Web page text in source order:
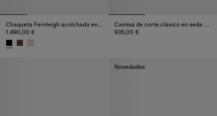
Chaqueta Fernleigh acolchada en nailon
1.490,00 €
Camisa de corte clásico en seda y algodón a rayas
935,00 €
Novedades